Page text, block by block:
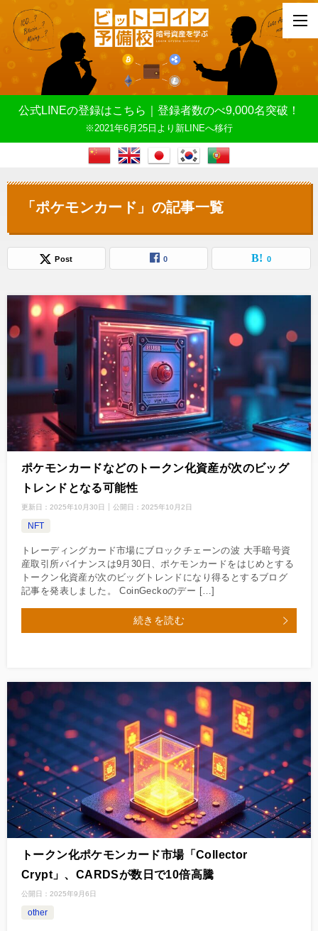
公式LINEの登録はこちら｜登録者数のべ9,000名突破！
※2021年6月25日より新LINEへ移行
「ポケモンカード」の記事一覧
Post 0 0
ポケモンカードなどのトークン化資産が次のビッグ
トレンドとなる可能性
更新日： 2025年10月30日 公開日： 2025年10月2日
NFT
トレーディングカード市場にブロックチェーンの波 大手暗号資
産取引所バイナンスは9月30日、ポケモンカードをはじめとする
トークン化資産が次のビッグトレンドになり得るとするブログ
記事を発表しました。 CoinGeckoのデー […]
続きを読む
トークン化ポケモンカード市場「Collector
Crypt」、CARDSが数日で10倍高騰
公開日： 2025年9月6日
other